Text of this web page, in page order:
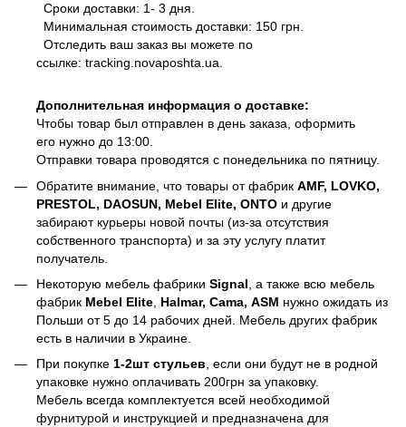
Сроки доставки: 1- 3 дня.
Минимальная стоимость доставки: 150 грн.
Отследить ваш заказ вы можете по
ссылке: tracking.novaposhta.ua.
Дополнительная информация о доставке:
Чтобы товар был отправлен в день заказа, оформить
его нужно до 13:00.
Отправки товара проводятся с понедельника по пятницу.
Обратите внимание, что товары от фабрик AMF, LOVKO,
PRESTOL, DAOSUN, Mebel Elite, ONTO и другие
забирают курьеры новой почты (из-за отсутствия
собственного транспорта) и за эту услугу платит
получатель.
Некоторую мебель фабрики Signal , а также всю мебель
фабрик Mebel Elite Halmar, Cama, ASM нужно ожидать из
Польши от 5 до 14 рабочих дней. Мебель других фабрик
есть в наличии в Украине.
При покупке 1-2шт стульев, если они будут не в родной
упаковке нужно оплачивать 200грн за упаковку.
Мебель всегда комплектуется всей необходимой
фурнитурой и инструкцией и предназначена для